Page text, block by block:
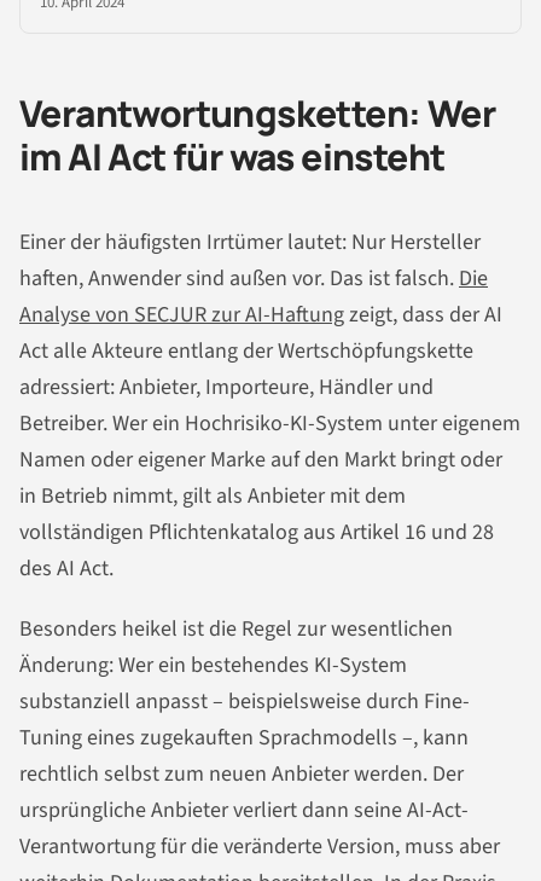
Verantwortungsketten: Wer
im AI Act für was einsteht
Einer der häufigsten Irrtümer lautet: Nur Hersteller
haften, Anwender sind außen vor. Das ist falsch. Die
Analyse von SECJUR zur AI-Haftungzeigt, dass der AI
Act alle Akteure entlang der Wertschöpfungskette
adressiert: Anbieter, Importeure, Händler und
Betreiber. Wer ein Hochrisiko-KI-System unter eigenem
Namen oder eigener Marke auf den Markt bringt oder
in Betrieb nimmt, gilt als Anbieter mit dem
vollständigen Pflichtenkatalog aus Artikel 16 und 28
des AI Act.
Besonders heikel ist die Regel zur wesentlichen
Änderung: Wer ein bestehendes KI-System
substanziell anpasst – beispielsweise durch Fine-
Tuning eines zugekauften Sprachmodells –, kann
rechtlich selbst zum neuen Anbieter werden. Der
ursprüngliche Anbieter verliert dann seine AI-Act-
Verantwortung für die veränderte Version, muss aber